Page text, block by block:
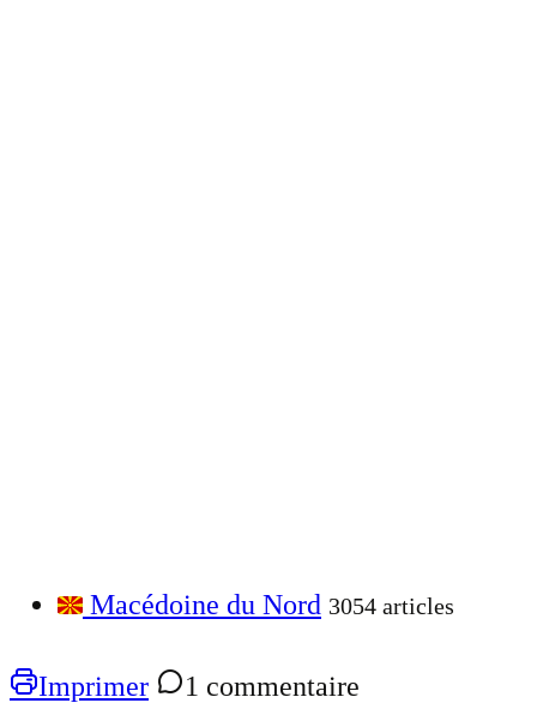
Macédoine du Nord 3054 articles
Imprimer
1 commentaire